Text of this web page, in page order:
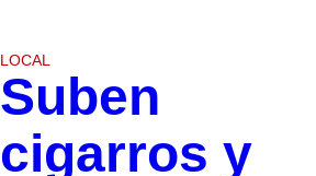
LOCAL
Suben
cigarros y